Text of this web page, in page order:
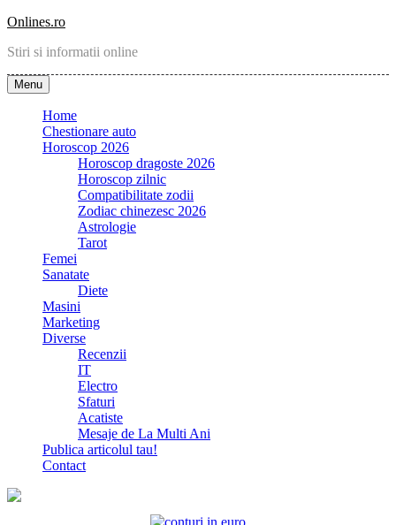
Skip
content
Onlines.ro
Stiri si informatii online
Menu
Home
Chestionare auto
Horoscop 2026
Horoscop dragoste 2026
Horoscop zilnic
Compatibilitate zodii
Zodiac chinezesc 2026
Astrologie
Tarot
Femei
Sanatate
Diete
Masini
Marketing
Diverse
Recenzii
IT
Electro
Sfaturi
Acatiste
Mesaje de La Multi Ani
Publica articolul tau!
Contact